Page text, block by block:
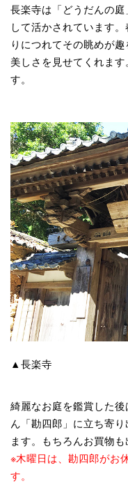
長楽寺は「どうだんの
して活かされています
りにつれてその眺めが
美しさを見せてくれま
す。
▲長楽寺
綺麗なお庭を鑑賞した
ん「勘四郎」に立ち寄
ます。もちろんお買物も
※木曜日は、勘四郎がお
す。